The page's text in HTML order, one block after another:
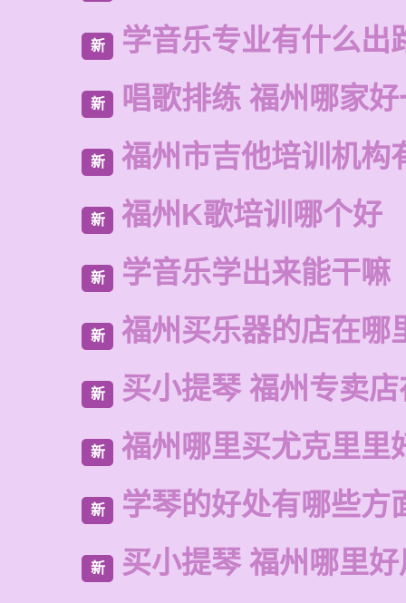
新 学音乐专业有什么出
新 唱歌排练 福州哪家
新 福州市吉他培训机构
新 福州K歌培训哪个好
新 学音乐学出来能干嘛
新 福州买乐器的店在哪
新 买小提琴 福州专卖
新 福州哪里买尤克里里
新 学琴的好处有哪些方
新 买小提琴 福州哪里